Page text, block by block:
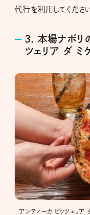
代行を利用してください
3. 本場ナポリ
ツェリア ダ ミ
アンティーカ ピッツェリ